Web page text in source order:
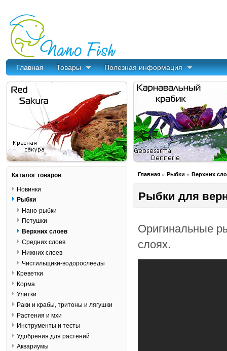
Главная Товары Полезная информация
Главная » Рыбки » Верхних
Рыбки для
Оригинальные
слоях.
Каталог товаров
Новинки
Рыбки
Нано-рыбки
Петушки
Верхних слоев
Средних слоев
Нижних слоев
Чистильщики-водорослееды
Креветки
Корма
Улитки
Раки и крабы, тритоны и лягушки
Растения и мхи
Инструменты и тесты
Удобрения для растений
Аквариумы